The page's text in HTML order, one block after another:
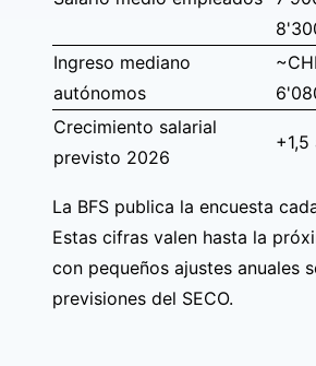
Ingreso mediano
autónomos
Crecimiento salarial
previsto 2026
+1,5
La BFS publica la encuesta
Estas cifras valen hasta la
con pequeños ajustes anuales
previsiones del SECO.